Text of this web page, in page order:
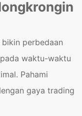
perbedaan
waktu-waktu
Pahami
gaya trading